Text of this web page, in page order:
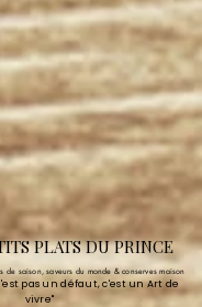
PLATS DU PRINCE
saison, saveurs du monde & conserves maison
pas un défaut, c'est un Art de
vivre"